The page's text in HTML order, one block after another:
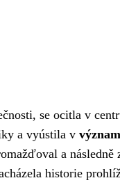
se ocitla v
a vyústila v
a
historie